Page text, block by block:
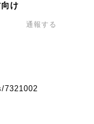
け
通報する
7321002